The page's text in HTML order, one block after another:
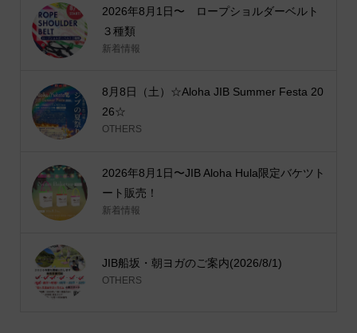
2026年8月1日〜 ロープショルダーベルト
３種類
新着情報
8月8日（土）☆Aloha JIB Summer Festa 20
26☆
OTHERS
2026年8月1日〜JIB Aloha Hula限定バケツト
ート販売！
新着情報
JIB船坂・朝ヨガのご案内(2026/8/1)
OTHERS